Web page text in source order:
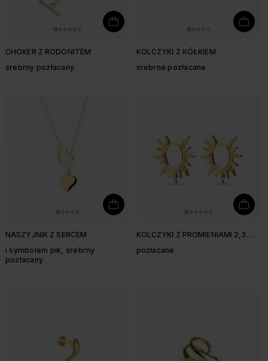
CHOKER Z RODONITEM
srebrny pozłacany
KOLCZYKI Z KÓŁKIEM
srebrne pozłacane
NASZYJNIK Z SERCEM
i symbolem pik, srebrny
pozłacany
KOLCZYKI Z PROMIENIAMI 2,3
pozłacane